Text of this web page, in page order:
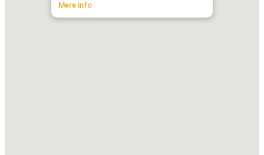
Mere info